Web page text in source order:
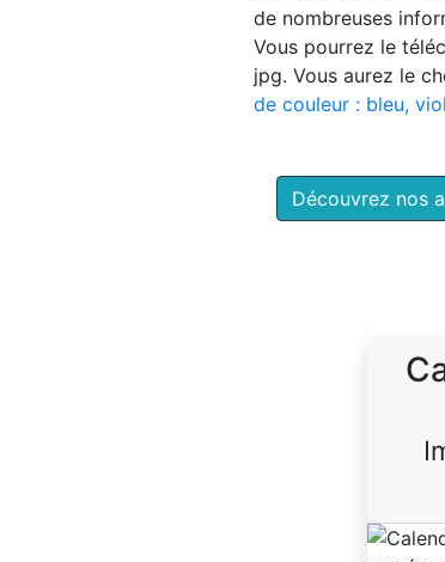
de nombreuses
Vous pourrez le
jpg. Vous aurez le
de couleur : bleu,
Découvrez nos